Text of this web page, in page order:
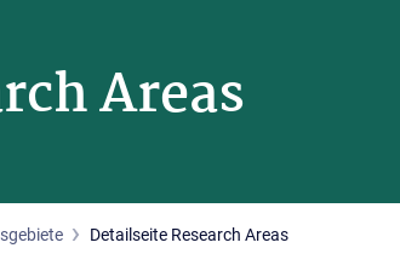
Areas
Detailseite Research Areas